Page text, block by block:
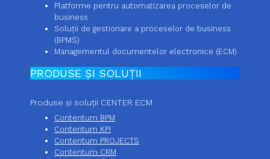
Platforme pentru automatizarea proceselor de
business
Soluții de gestionare a proceselor de business
(BPMS)
Managementul documentelor electronice (ECM)
PRODUSE ȘI SOLUȚII
Produse și soluții CENTER ECM
Contentum BPM
Contentum KPI
Contentum PROJECTS
Contentum CRM